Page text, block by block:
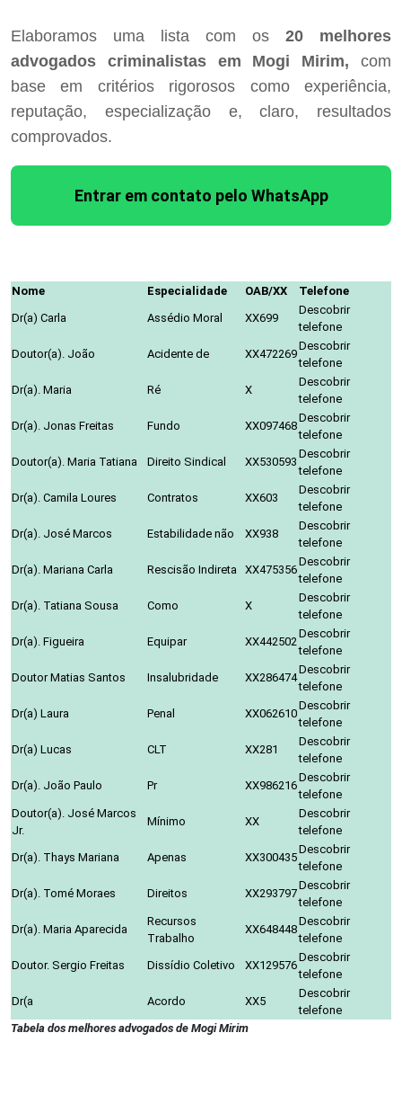
Elaboramos uma lista com os 20 melhores
advogados criminalistas em Mogi Mirim, com
base em critérios rigorosos como experiência,
reputação, especialização e, claro, resultados
comprovados.
Entrar em contato pelo WhatsApp
Nome Especialidade OAB/XX
Telefone
Dr(a) Carla
Assédio Moral XX699
Descobrir
telefone
Doutor(a). João
Acidente de XX472269
Descobrir
telefone
Dr(a). Maria
Ré X
Descobrir
telefone
Dr(a). Jonas Freitas
Fundo XX097468
Descobrir
telefone
Doutor(a). Maria Tatiana
Direito Sindical XX530593
Descobrir
telefone
Dr(a). Camila Loures
Contratos XX603
Descobrir
telefone
Dr(a). José Marcos
Estabilidade não XX938
Descobrir
telefone
Dr(a). Mariana Carla
Rescisão Indireta XX475356
Descobrir
telefone
Dr(a). Tatiana Sousa
Como X
Descobrir
telefone
Dr(a). Figueira
Equipar XX442502
Descobrir
telefone
Doutor Matias Santos
Insalubridade XX286474
Descobrir
telefone
Dr(a) Laura
Penal XX062610
Descobrir
telefone
Dr(a) Lucas
CLT XX281
Descobrir
telefone
Dr(a). João Paulo
Pr XX986216
Descobrir
telefone
Doutor(a). José Marcos
Jr.
Mínimo XX
Descobrir
telefone
Dr(a). Thays Mariana
Apenas XX300435
Descobrir
telefone
Dr(a). Tomé Moraes
Direitos XX293797
Descobrir
telefone
Dr(a). Maria Aparecida
Recursos
Trabalho
XX648448
Descobrir
telefone
Doutor. Sergio Freitas
Dissídio Coletivo XX129576
Descobrir
telefone
Dr(a
Acordo XX5
Descobrir
telefone
Tabela dos melhores advogados de Mogi Mirim